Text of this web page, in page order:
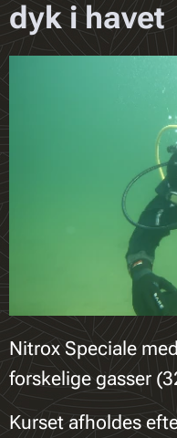
dyk i havet
Nitrox Speciale
forskelige gasser
Kurset afholdes